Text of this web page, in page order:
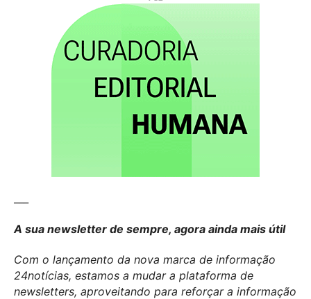
A sua newsletter de sempre, agora ainda mais útil
Com o lançamento da nova marca de informação
24notícias, estamos a mudar a plataforma de
newsletters, aproveitando para reforçar a informação